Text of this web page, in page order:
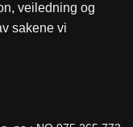
veiledning og
sakene vi